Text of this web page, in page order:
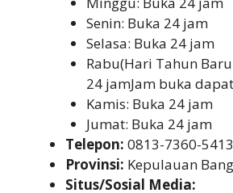
Senin: Buka 24 jam
Selasa: Buka 24 jam
Rabu(Hari Tahun
24 jamJam buka
Kamis: Buka 24 jam
Jumat: Buka 24 jam
Telepon: 0813-7360-5413
Provinsi: Kepulauan
Situs/Sosial Media: